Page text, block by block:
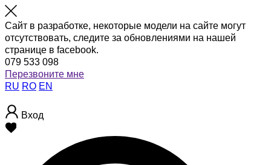
Сайт в разработке, некоторые модели на сайте могут
отсутствовать, следите за обновлениями на нашей
странице в facebook.
079 533 098
Перезвоните мне
RU RO EN
Вход